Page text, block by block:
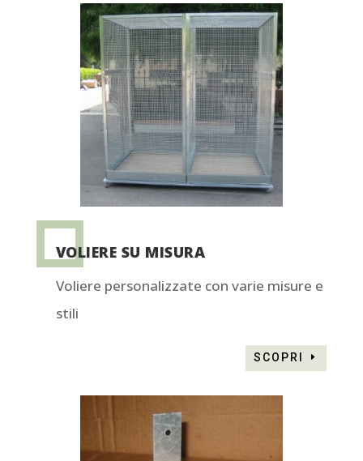
VOLIERE SU MISURA
Voliere personalizzate con varie misure e
stili
SCOPRI